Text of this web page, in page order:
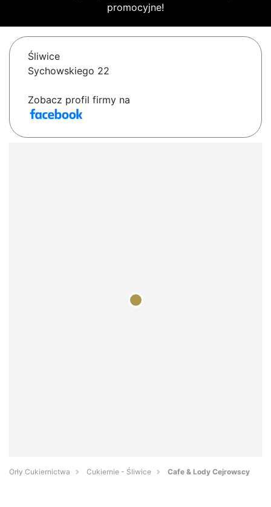
promocyjne!
Śliwice
Sychowskiego 22
Zobacz profil firmy na
Orły Cukiernictwa Cukiernie - Śliwice Cafe & Lody Cejrowscy